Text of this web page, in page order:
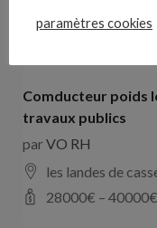
parHays France
Comducteur poids
travaux publics
parVO RH
les landes de
28000€ – 40000€
paramètres cookies